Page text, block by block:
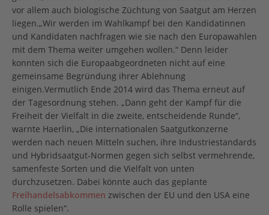
vor allem auch biologische Züchtung von Saatgut am Herzen
liegen.„Wir werden im Wahlkampf bei den Kandidatinnen
und Kandidaten nachfragen wie sie nach den Europawahlen
mit dem Thema weiter umgehen wollen.“ Denn leider
konnten sich die Europaabgeordneten nicht auf eine
gemeinsame Begründung ihrer Ablehnung
einigen.Vermutlich Ende 2014 wird das Thema erneut auf
der Tagesordnung stehen. „Dann geht der Kampf für die
Freiheit der Vielfalt in die zweite, entscheidende Runde“,
warnte Haerlin, „Die internationalen Saatgutkonzerne
werden nach neuen Mitteln suchen, ihre Industriestandards
und Hybridsaatgut‐Normen gegen sich selbst vermehrende,
samenfeste Sorten und die Vielfalt von unten
durchzusetzen. Dabei könnte auch das geplante
Freihandelsabkommen zwischen der EU und den USA eine
Rolle spielen“.